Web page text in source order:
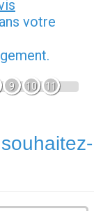
votre
9 10 11